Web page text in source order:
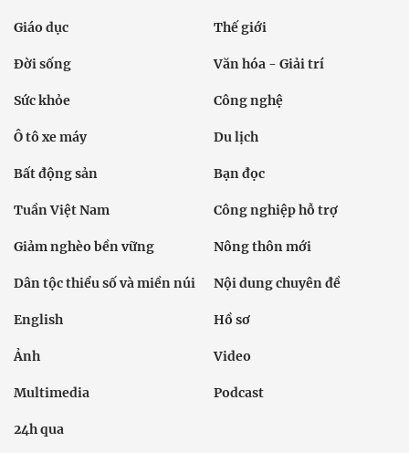
Giáo dục Thế giới
Đời sống Văn hóa - Giải trí
Sức khỏe Công nghệ
Ô tô xe máy Du lịch
Bất động sản Bạn đọc
Tuần Việt Nam Công nghiệp hỗ trợ
Giảm nghèo bền vững Nông thôn mới
Dân tộc thiểu số và miền núi Nội dung chuyên đề
English Hồ sơ
Ảnh Video
Multimedia Podcast
24h qua